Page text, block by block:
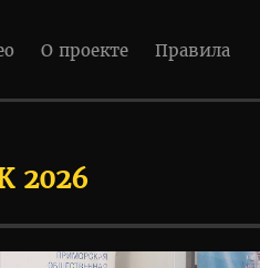
О проекте Правила
2026